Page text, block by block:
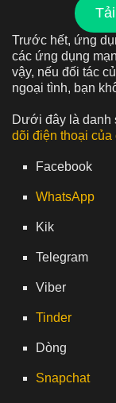
Trước hết, ứng
các ứng dụng
vậy, nếu đối tác
ngoại tình, bạn
Dưới đây là danh
dõi điện thoại của
Facebook
WhatsApp
Kik
Telegram
Viber
Tinder
Dòng
Snapchat